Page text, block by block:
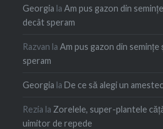
Georgia laAm pus gazon din
decât speram
Razvan laAm pus gazon din semințe
speram
Georgia laDe ce să alegi un
Rezia la Zorelele, super-plantele
uimitor de repede